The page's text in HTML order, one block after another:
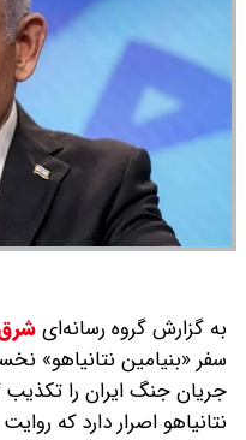
به گزارش گروه رسانه‌ای
سفر «بنیامین نتانیاهو»
جریان جنگ ایران را
نتانیاهو اصرار دارد که